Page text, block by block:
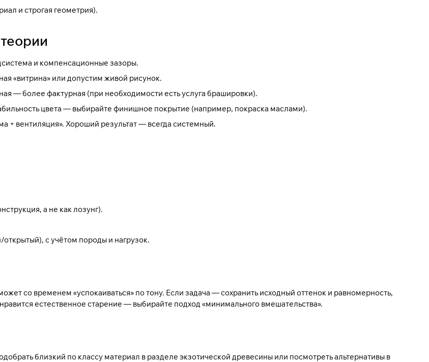
и строгая геометрия).
и компенсационные зазоры.
«витрина» или допустим живой рисунок.
— более фактурная (при необходимости есть услуга брашировки).
цвета — выбирайте финишное покрытие (например, покраска маслами).
+ вентиляция». Хороший результат — всегда системный.
а не как лозунг).
с учётом породы и нагрузок.
со временем «успокаиваться» по тону. Если задача — сохранить исходный оттенок и равномерность,
естественное старение — выбирайте подход «минимального вмешательства».
близкий по классу материал в разделе экзотической древесины или посмотреть альтернативы в